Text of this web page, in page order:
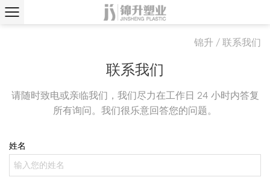
锦升 / 联系我们
联系我们
请随时致电或亲临我们，我们尽力在工作日 24 小时内答复
所有询问。我们很乐意回答您的问题。
姓名